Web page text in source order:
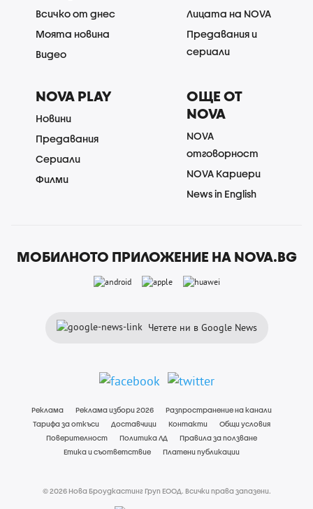
Всичко от днес
Моята новина
Видео
Лицата на NOVA
Предавания и
сериали
NOVA PLAY
Новини
Предавания
Сериали
Филми
ОЩЕ ОТ
NOVA
NOVA
отговорност
NOVA Кариери
News in English
МОБИЛНОТО ПРИЛОЖЕНИЕ НА NOVA.BG
Четете ни в Google News
Реклама Реклама избори 2026
Разпространение на канали
Тарифа за откъси
Доставчици Контакти
Общи условия
Поверителност
Политика ЛД
Правила за ползване
Етика и съответствие
Платени публикации
© 2026 Нова Броудкастинг Груп ЕООД. Всички права запазени.